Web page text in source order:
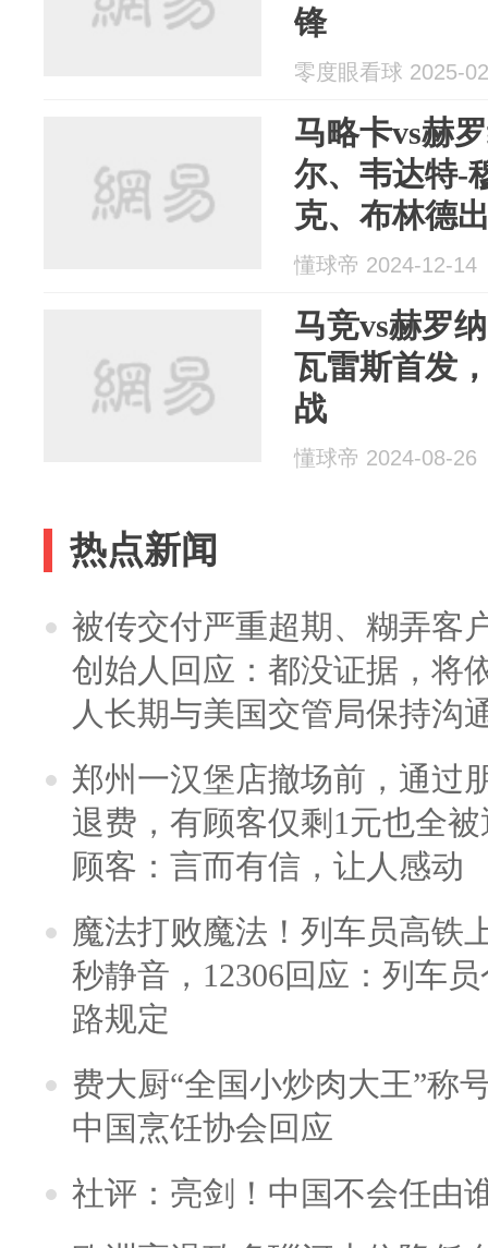
锋
零度眼看球 2025-
马略卡vs赫
尔、韦达特-
克、布林德
懂球帝 2024-12-14
马竞vs赫罗
瓦雷斯首发
战
懂球帝 2024-08-26
热点新闻
被传交付严重超期、糊弄客
创始人回应：都没证据，将
人长期与美国交管局保持沟
郑州一汉堡店撤场前，通过
退费，有顾客仅剩1元也全
顾客：言而有信，让人感动
魔法打败魔法！列车员高铁
秒静音，12306回应：列车
路规定
费大厨“全国小炒肉大王”称
中国烹饪协会回应
社评：亮剑！中国不会任由